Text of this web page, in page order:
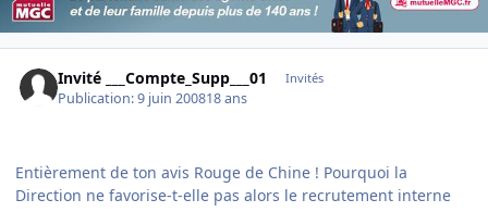
Invité ___Compte_Supp___01 Invités
Publication:9 juin 200818 ans
Entièrement de ton avis Rouge de Chine ! Pourquoi la
Direction ne favorise-t-elle pas alors le recrutement interne